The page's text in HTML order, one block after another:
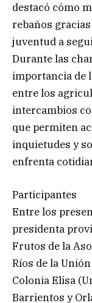
destacó cómo
rebaños
juventud a
Durante las
importancia de
entre los
intercambios
que permiten
inquietudes y
enfrenta
Participantes
Entre los
presidenta
Frutos de la
Ríos de la
Colonia Elisa
Barrientos y